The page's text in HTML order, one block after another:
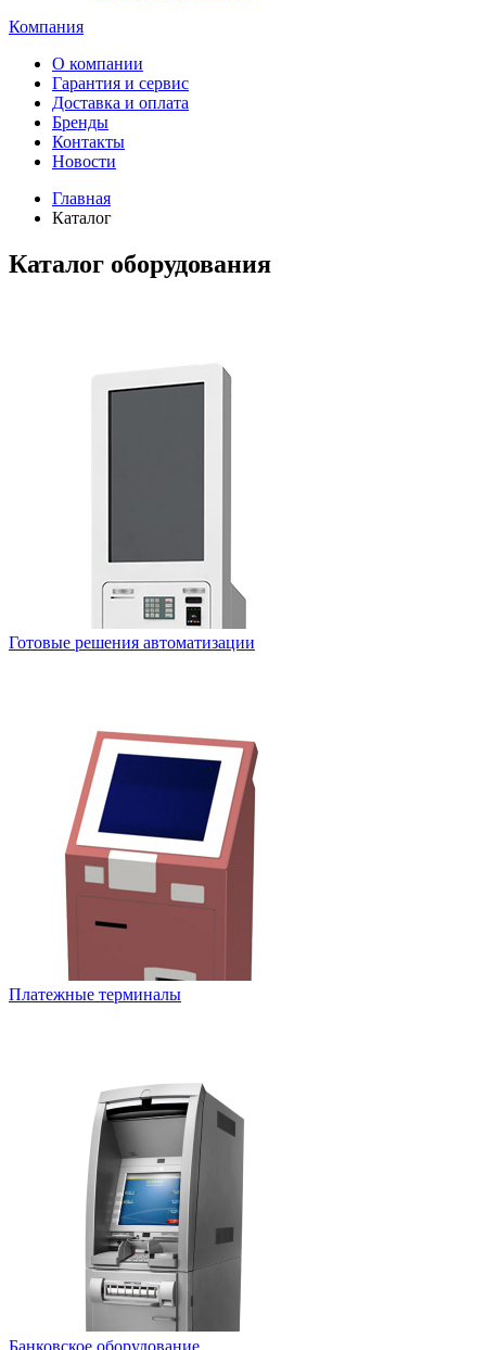
Компания
О компании
Гарантия и сервис
Доставка и оплата
Бренды
Контакты
Новости
Главная
Каталог
Каталог оборудования
Готовые решения автоматизации
Платежные терминалы
Банковское оборудование